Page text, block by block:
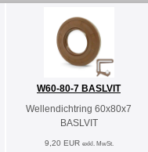
W60-80-7 BASLVIT
Wellendichtring 60x80x7
BASLVIT
9,20 EUR exkl. MwSt.